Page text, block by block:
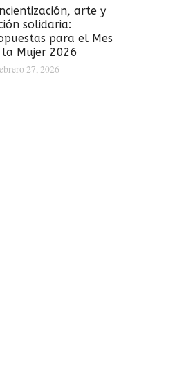
arte y
solidaria:
para el Mes
la Mujer 2026
27, 2026